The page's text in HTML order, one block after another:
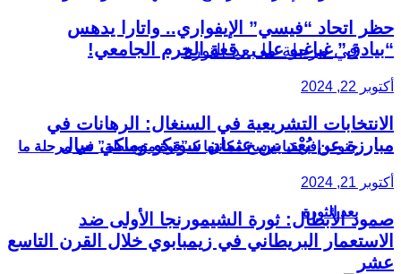
جنوب إفريقيا ترسخ مكانتها كـ”قوة متوسطة” في مرحلة ما
بعد الثورة
حظر اتحاد “فيسي” الإيفواري.. واتارا يدهس
“بيادق” غباغبو على رقعة الحرم الجامعي!
أكتوبر 22, 2024
الانتخابات التشريعية في السنغال: الرهانات في
مبارزة عن بُعْد بين عثمان سونكو وماكي سال
أكتوبر 21, 2024
صمود الأبطال: ثورة الشيمورنجا الأولى ضد
الاستعمار البريطاني في زيمبابوي خلال القرن التاسع
عشر